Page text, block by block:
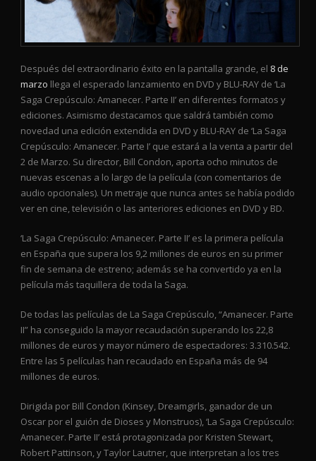
Después del extraordinario éxito en la pantalla grande, el 8 de
marzo llega el esperado lanzamiento en DVD y BLU-RAY de ‘La
Saga Crepúsculo: Amanecer. Parte II’ en diferentes formatos y
ediciones. Asimismo destacamos que saldrá también como
novedad una edición extendida en DVD y BLU-RAY de ‘La Saga
Crepúsculo: Amanecer. Parte I’ que estará a la venta a partir del
2 de Marzo. Su director, Bill Condon, aporta ocho minutos de
nuevas escenas a lo largo de la película (con comentarios de
audio opcionales). Un metraje que nunca antes se había podido
ver en cine, televisión o las anteriores ediciones en DVD y BD.
‘La Saga Crepúsculo: Amanecer. Parte II’ es la primera película
en España que supera los 9,2 millones de euros en su primer
fin de semana de estreno; además se ha convertido ya en la
película más taquillera de toda la Saga.
De todas las películas de La Saga Crepúsculo, “Amanecer. Parte
II” ha conseguido la mayor recaudación superando los 22,8
millones de euros y mayor número de espectadores: 3.310.542.
Entre las 5 películas han recaudado en España más de 94
millones de euros.
Dirigida por Bill Condon (Kinsey, Dreamgirls, ganador de un
Oscar por el guión de Dioses y Monstruos), ‘La Saga Crepúsculo:
Amanecer. Parte II’ está protagonizada por Kristen Stewart,
Robert Pattinson, y Taylor Lautner, que interpretan a los tres